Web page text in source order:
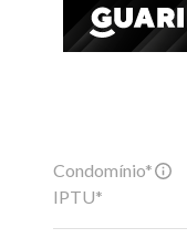
Condomínio*
IPTU*